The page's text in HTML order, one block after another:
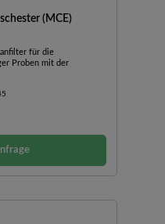
(MCE)
für die
Proben mit der